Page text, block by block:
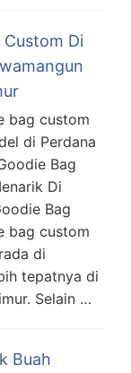
Custom Di
bag custom
di Perdana
Bag
Di
Bag
bag custom
di
tepatnya di
Selain …
Buah